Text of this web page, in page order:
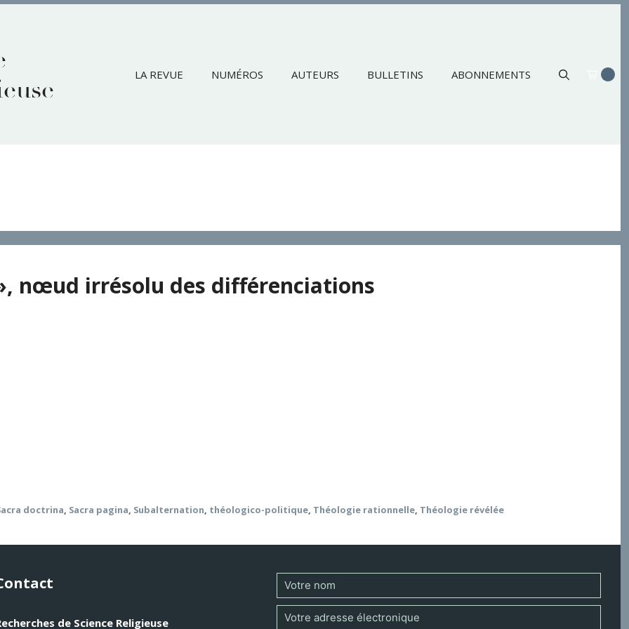
LA REVUE NUMÉROS AUTEURS BULLETINS ABONNEMENTS
nœud irrésolu des différenciations
doctrina, Sacra pagina, Subalternation, théologico-politique, Théologie rationnelle, Théologie révélée
de Science Religieuse